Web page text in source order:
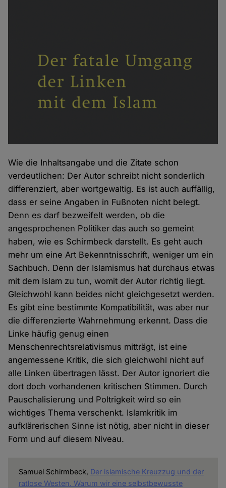
Wie die Inhaltsangabe und die Zitate schon
verdeutlichen: Der Autor schreibt nicht sonderlich
differenziert, aber wortgewaltig. Es ist auch auffällig,
dass er seine Angaben in Fußnoten nicht belegt.
Denn es darf bezweifelt werden, ob die
angesprochenen Politiker das auch so gemeint
haben, wie es Schirmbeck darstellt. Es geht auch
mehr um eine Art Bekenntnisschrift, weniger um ein
Sachbuch. Denn der Islamismus hat durchaus etwas
mit dem Islam zu tun, womit der Autor richtig liegt.
Gleichwohl kann beides nicht gleichgesetzt werden.
Es gibt eine bestimmte Kompatibilität, was aber nur
die differenzierte Wahrnehmung erkennt. Dass die
Linke häufig genug einen
Menschenrechtsrelativismus mitträgt, ist eine
angemessene Kritik, die sich gleichwohl nicht auf
alle Linken übertragen lässt. Der Autor ignoriert die
dort doch vorhandenen kritischen Stimmen. Durch
Pauschalisierung und Poltrigkeit wird so ein
wichtiges Thema verschenkt. Islamkritik im
aufklärerischen Sinne ist nötig, aber nicht in dieser
Form und auf diesem Niveau.
Samuel Schirmbeck, Der islamische Kreuzzug und der
ratlose Westen. Warum wir eine selbstbewusste